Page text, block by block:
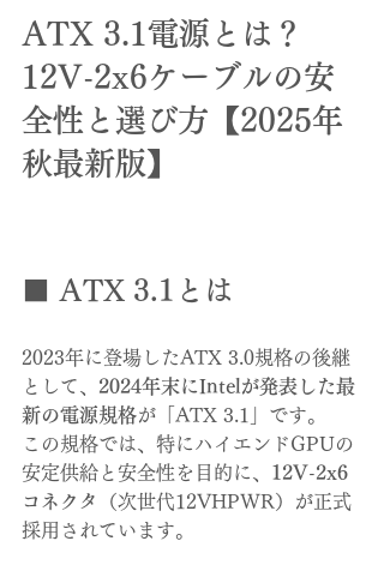
ATX 3.1電源とは？
12V-2x6ケーブルの安
全性と選び方【2025年
秋最新版】
■ ATX 3.1とは
2023年に登場したATX 3.0規格の後継
として、 2024年末にIntelが発表した最
新の電源規格が「ATX 3.1」です。
この規格では、特にハイエンドGPUの
安定供給と安全性を目的に、 12V-2x6
コネクタ
（次世代12VHPWR）が正式
採用されています。